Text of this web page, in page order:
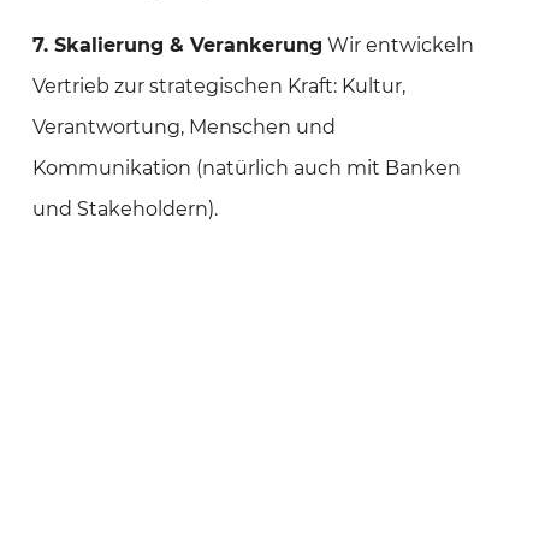
7. Skalierung & Verankerung Wir entwickeln
Vertrieb zur strategischen Kraft: Kultur,
Verantwortung, Menschen und
Kommunikation (natürlich auch mit Banken
und Stakeholdern).